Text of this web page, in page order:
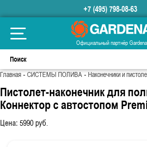
+7 (495) 798-08-63
Официальный партнёр Gardena
Главная-СИСТЕМЫ ПОЛИВА-Наконечники и
Пистолет-наконечник для
Коннектор с автостопом
Цена: 5990руб.